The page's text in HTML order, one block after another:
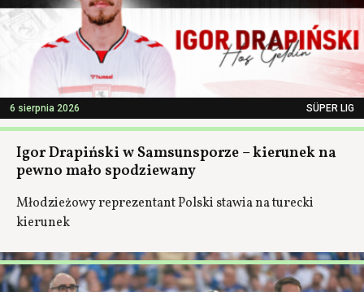
6 sierpnia 2026 SÜPER LIG
Igor Drapiński w Samsunsporze – kierunek na
pewno mało spodziewany
Młodzieżowy reprezentant Polski stawia na turecki
kierunek